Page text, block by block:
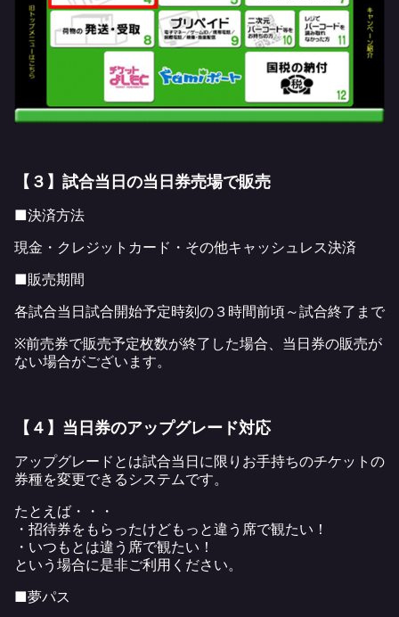
【３】試合当日の当日券売場で販売
■決済方法
現金・クレジットカード・その他キャッシュレス決済
■販売期間
各試合当日試合開始予定時刻の３時間前頃～試合終了まで
※前売券で販売予定枚数が終了した場合、当日券の販売が
ない場合がございます。
【４】当日券のアップグレード対応
アップグレードとは試合当日に限りお手持ちのチケットの
券種を変更できるシステムです。
たとえば・・・
・招待券をもらったけどもっと違う席で観たい！
・いつもとは違う席で観たい！
という場合に是非ご利用ください。
■夢パス